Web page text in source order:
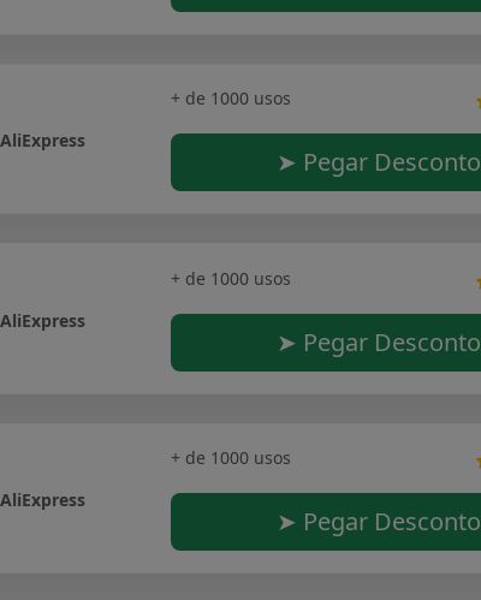
AliExpress
+ de 1000 usos
➤ Pegar Desconto
AliExpress
+ de 1000 usos
➤ Pegar Desconto
AliExpress
+ de 1000 usos
➤ Pegar Desconto